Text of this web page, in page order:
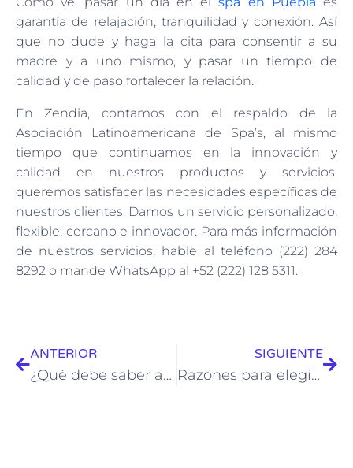
garantía de relajación, tranquilidad y conexión. Así
que no dude y haga la cita para consentir a su
madre y a uno mismo, y pasar un tiempo de
calidad y de paso fortalecer la relación.
En Zendia, contamos con el respaldo de la
Asociación Latinoamericana de Spa’s, al mismo
tiempo que continuamos en la innovación y
calidad en nuestros productos y servicios,
queremos satisfacer las necesidades específicas de
nuestros clientes. Damos un servicio personalizado,
flexible, cercano e innovador. Para más información
de nuestros servicios, hable al teléfono (222) 284
8292 o mande WhatsApp al +52 (222) 128 5311.
ANTERIOR
¿Qué debe saber antes de ir al spa?
SIGUIENTE
Razones para elegir un tratamiento de ultrasonido